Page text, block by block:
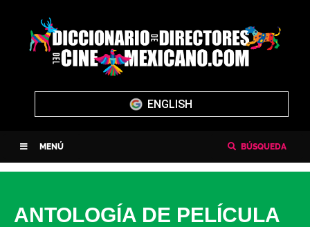
ENGLISH
MENÚ BÚSQUEDA
ANTOLOGÍA DE PELÍCULA